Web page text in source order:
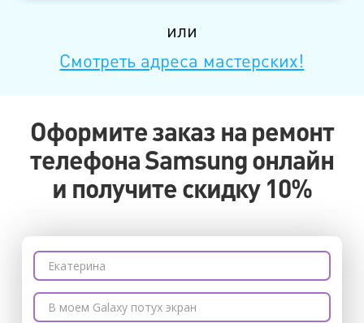
или
Смотреть адреса мастерских!
Оформите заказ на ремонт
телефона Samsung онлайн
и получите скидку 10%